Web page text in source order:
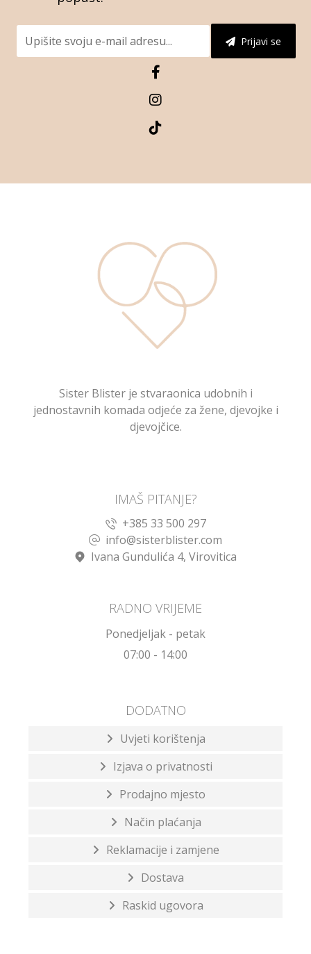
Prijavi se
Sister Blister je stvaraonica udobnih i
jednostavnih komada odjeće za žene, djevojke i
djevojčice.
IMAŠ PITANJE?
+385 33 500 297
info@sisterblister.com
Ivana Gundulića 4, Virovitica
RADNO VRIJEME
Ponedjeljak - petak
07:00 - 14:00
DODATNO
Uvjeti korištenja
Izjava o privatnosti
Prodajno mjesto
Način plaćanja
Reklamacije i zamjene
Dostava
Raskid ugovora